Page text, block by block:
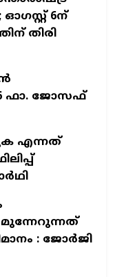
6ന്
തിരി
ഫാ. ജോസഫ്
എന്നത്
: ജോർജി